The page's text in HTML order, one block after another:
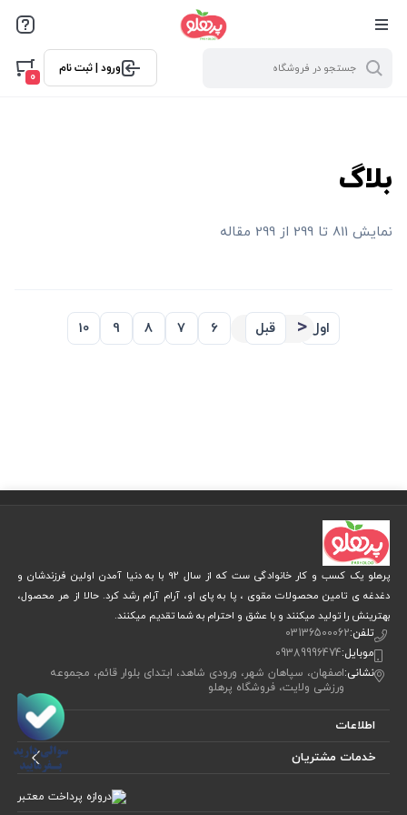
@media screen and (max-width: 500px) { .w-ch{bottom: 125px
!important; left:5px !important;} }
ورود | ثبت نام
0
بلاگ
نمایش 811 تا 299 از 299 مقاله
اول قبل 6
7
8
9
10
پرهلو یک کسب و کار خانوادگی ست که از سال 92 با به دنیا آمدن اولین فرزندشان و
دغدغه ی تامین محصولات مقوی ، پا به پای او، آرام آرام رشد کرد. حالا از هر محصول،
بهترینش را تولید میکنند و با عشق و احترام به شما تقدیم میکنند.
تلفن:03136500062
موبایل:09389996474
نشانی:اصفهان، سپاهان شهر، ورودی شاهد، ابتدای بلوار قائم، مجموعه
ورزشی ولایت، فروشگاه پرهلو
اطلاعات
خدمات مشتریان